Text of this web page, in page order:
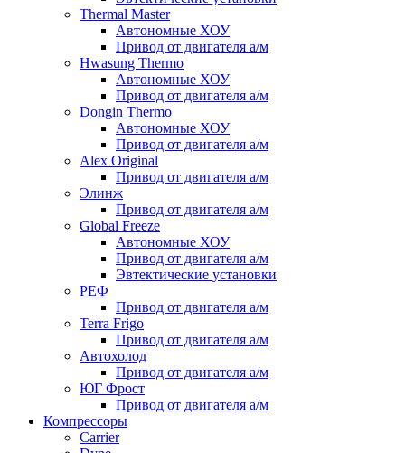
Thermal Master
Автономные ХОУ
Привод от двигателя а/м
Hwasung Thermo
Автономные ХОУ
Привод от двигателя а/м
Dongin Thermo
Автономные ХОУ
Привод от двигателя а/м
Alex Original
Привод от двигателя а/м
Элинж
Привод от двигателя а/м
Global Freeze
Автономные ХОУ
Привод от двигателя а/м
Эвтектические установки
РЕФ
Привод от двигателя а/м
Terra Frigo
Привод от двигателя а/м
Автохолод
Привод от двигателя а/м
ЮГ Фрост
Привод от двигателя а/м
Компрессоры
Carrier